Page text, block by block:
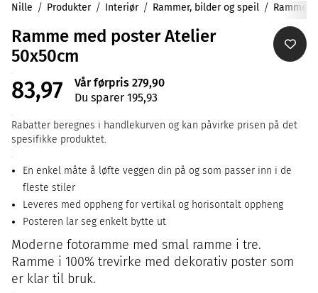
Nille Produkter Interiør Rammer, bilder og speil Rammer
Ramme med poster Atelier
50x50cm
83,97
Vår førpris 279,90
Du sparer 195,93
Rabatter beregnes i handlekurven og kan påvirke prisen på det
spesifikke produktet.
En enkel måte å løfte veggen din på og som passer inn i de
fleste stiler
Leveres med oppheng for vertikal og horisontalt oppheng
Posteren lar seg enkelt bytte ut
Moderne fotoramme med smal ramme i tre.
Ramme i 100% trevirke med dekorativ poster som
er klar til bruk.